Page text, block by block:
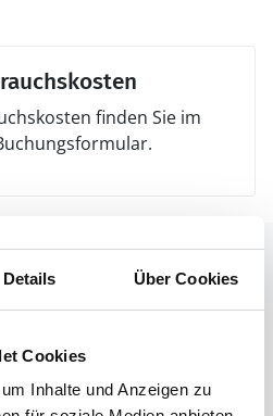
Details Über Cookies
Cookies
Inhalte und Anzeigen zu
finden Sie im